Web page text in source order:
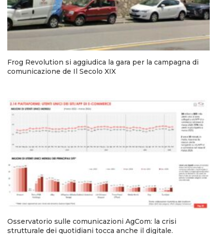
Frog Revolution si aggiudica la gara per la campagna di
comunicazione de Il Secolo XIX
Osservatorio sulle comunicazioni AgCom: la crisi
strutturale dei quotidiani tocca anche il digitale.